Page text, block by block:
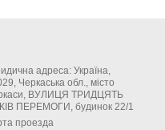
адреса: Україна,
Черкаська обл., місто
ВУЛИЦЯ ТРИДЦЯТЬ
ПЕРЕМОГИ, будинок 22/1
проезда